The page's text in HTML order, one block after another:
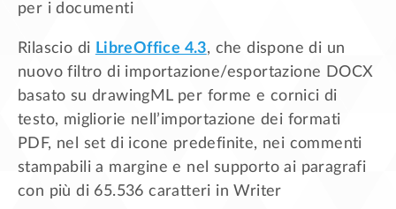
per i documenti
Rilascio di LibreOffice 4.3, che dispone di un
nuovo filtro di importazione/esportazione DOCX
basato su drawingML per forme e cornici di
testo, migliorie nell’importazione dei formati
PDF, nel set di icone predefinite, nei commenti
stampabili a margine e nel supporto ai paragrafi
con più di 65.536 caratteri in Writer